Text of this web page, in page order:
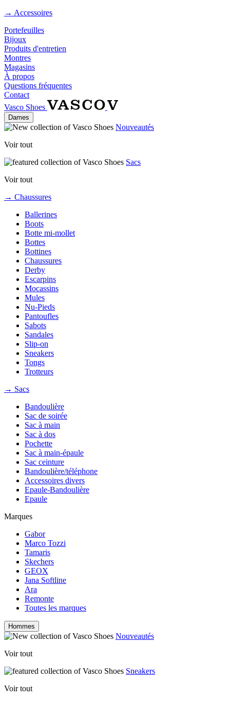
→ Accessoires
Portefeuilles
Bijoux
Produits d'entretien
Montres
Magasins
À propos
Questions fréquentes
Contact
Vasco Shoes
Dames
Nouveautés
Voir tout
Sacs
Voir tout
→ Chaussures
Ballerines
Boots
Botte mi-mollet
Bottes
Bottines
Chaussures
Derby
Escarpins
Mocassins
Mules
Nu-Pieds
Pantoufles
Sabots
Sandales
Slip-on
Sneakers
Tongs
Trotteurs
→ Sacs
Bandoulière
Sac de soirée
Sac à main
Sac à dos
Pochette
Sac à main-épaule
Sac ceinture
Bandoulière/téléphone
Accessoires divers
Epaule-Bandoulière
Epaule
Marques
Gabor
Marco Tozzi
Tamaris
Skechers
GEOX
Jana Softline
Ara
Remonte
Toutes les marques
Hommes
Nouveautés
Voir tout
Sneakers
Voir tout